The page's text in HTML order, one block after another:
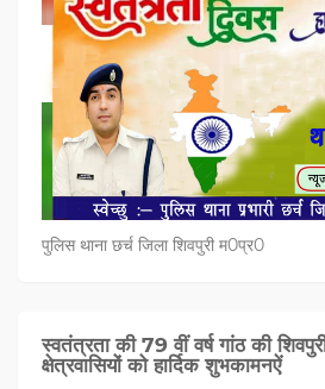
पुलिस थाना छर्च जिला शिवपुरी म0प्र0
स्वतंत्रता की 79 वीं वर्ष गांठ की
क्षेत्रवासियों को हार्दिक शुभकामनऐं